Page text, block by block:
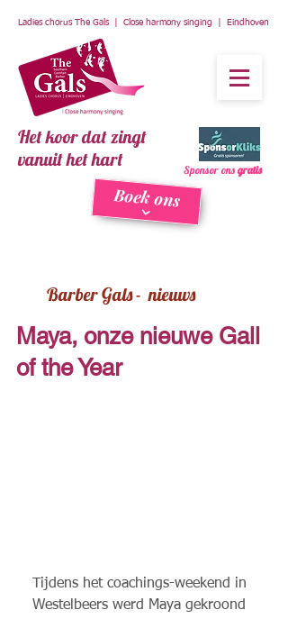
Ladies chorus The Gals | Close harmony singing | Eindhoven
Het koor dat zingt
vanuit het hart
Sponsor ons gratis
Boek ons
Barber Gals - nieuws
Maya, onze nieuwe Gall
of the Year
Tijdens het coachings-weekend in
Westelbeers werd Maya gekroond